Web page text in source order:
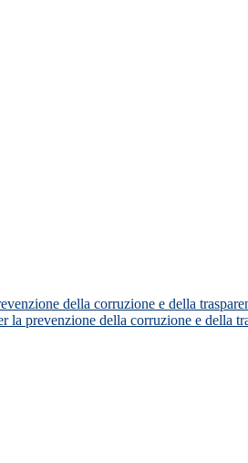
della corruzione e della
la prevenzione della corruzione e della